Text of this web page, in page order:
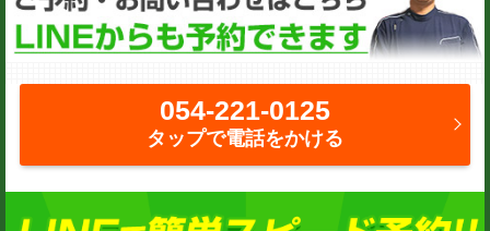
054-221-0125
タップで電話をかける